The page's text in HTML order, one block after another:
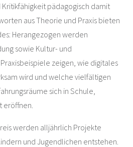
pädagogisch damit
aus Theorie und Praxis bieten
Herangezogen werden
sowie Kultur- und
zeigen, wie digitales
wird und welche vielfältigen
sich in Schule,
eröffnen.
werden alljährlich Projekte
und Jugendlichen entstehen.